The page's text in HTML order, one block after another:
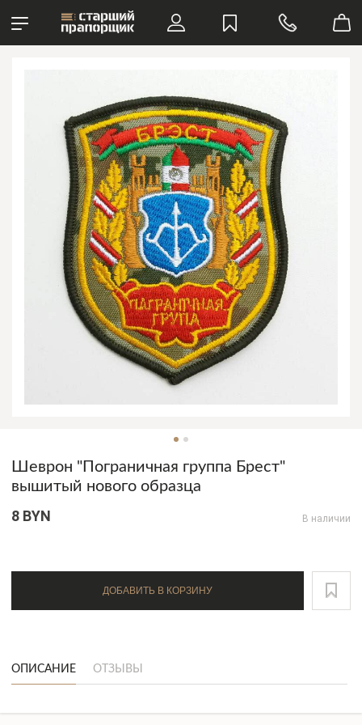
Шеврон "Пограничная группа Брест"
вышитый нового образца
8 BYN В наличии
ДОБАВИТЬ В КОРЗИНУ
ОПИСАНИЕ ОТЗЫВЫ